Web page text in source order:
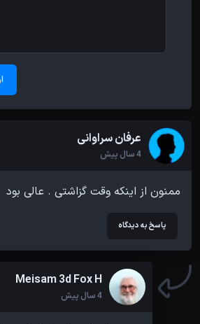
عرفان سراوانی
4 سال پیش
ممنون از اینکه وقت گزاشتی . عالی بود
پاسخ به دیدگاه
Meisam 3d Fox H
4 سال پیش